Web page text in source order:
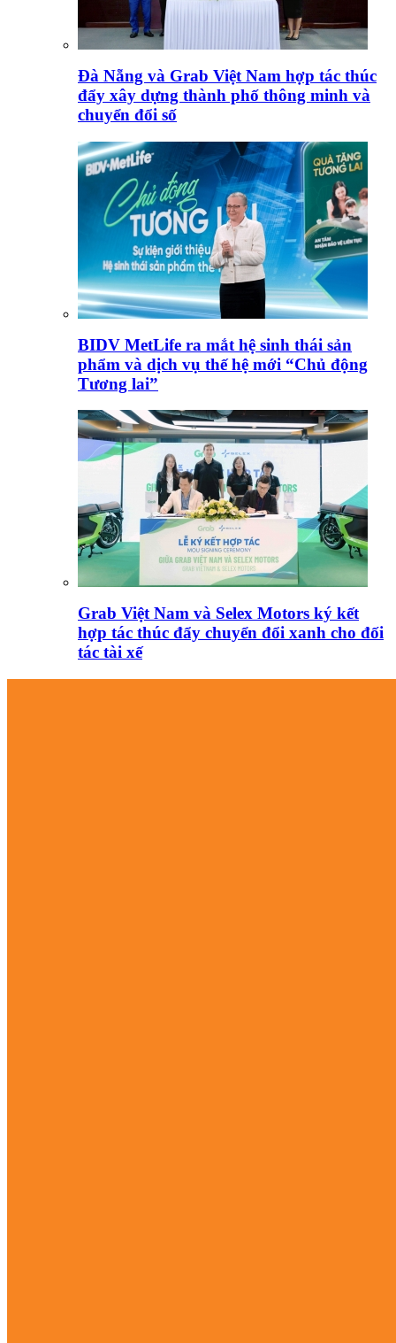
Đà Nẵng và Grab Việt Nam hợp tác thúc
đẩy xây dựng thành phố thông minh và
chuyển đổi số
BIDV MetLife ra mắt hệ sinh thái sản
phẩm và dịch vụ thế hệ mới “Chủ động
Tương lai”
Grab Việt Nam và Selex Motors ký kết
hợp tác thúc đẩy chuyển đổi xanh cho đối
tác tài xế